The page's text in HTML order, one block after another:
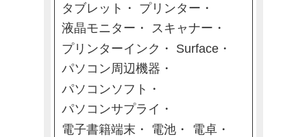
タブレット
プリンター
液晶モニター
スキャナー
プリンターインク
Surface
パソコン周辺機器
パソコンソフト
パソコンサプライ
電子書籍端末
電池
電卓